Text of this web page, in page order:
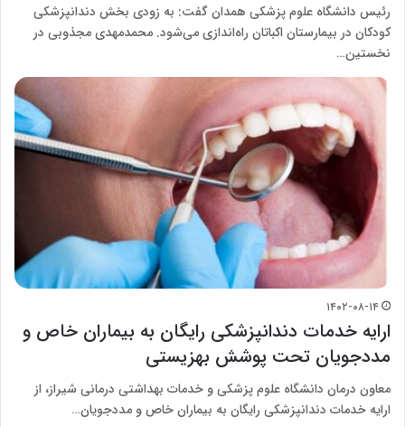
رئیس دانشگاه علوم پزشکی همدان گفت: به زودی بخش دندانپزشکی
کودکان در بیمارستان اکباتان راه‌اندازی می‌شود. محمدمهدی مجذوبی در
نخستین…
۱۴۰۲-۰۸-۱۴
ارایه خدمات دندانپزشکی رایگان به بیماران خاص و
مددجویان تحت پوشش بهزیستی
معاون درمان دانشگاه علوم پزشکی و خدمات بهداشتی درمانی شیراز، از
ارایه خدمات دندانپزشکی رایگان به بیماران خاص و مددجویان…